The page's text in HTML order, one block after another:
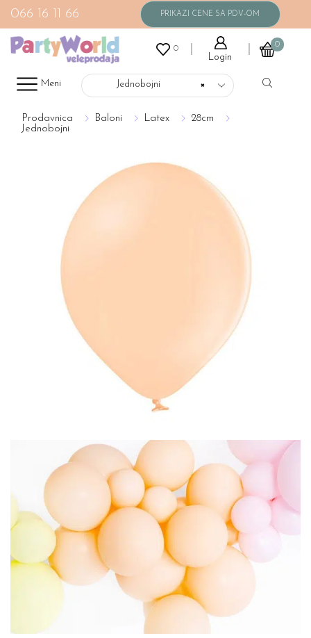
066 16 11 66
0
Login
0
Meni ×
Jednobojni
Prodavnica Baloni Latex
28cm
Jednobojni